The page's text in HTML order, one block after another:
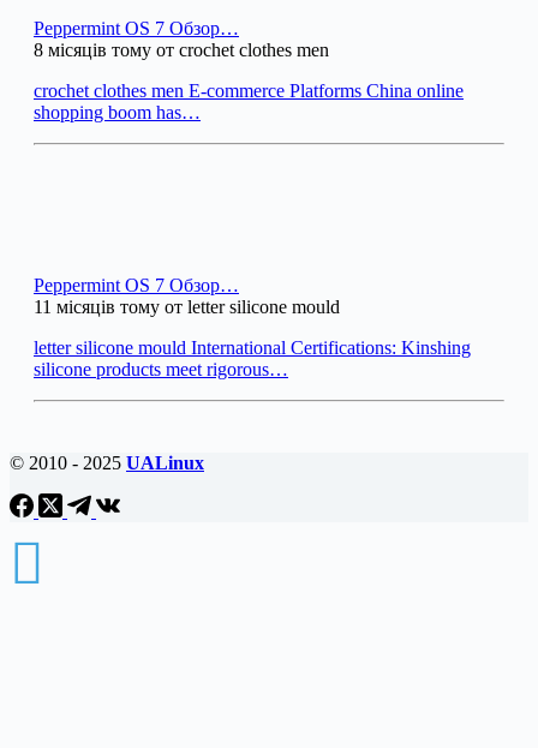
Peppermint OS 7 Обзор…
8 місяців тому от crochet clothes men
crochet clothes men E-commerce Platforms China online
shopping boom has…
Peppermint OS 7 Обзор…
11 місяців тому от letter silicone mould
letter silicone mould International Certifications: Kinshing
silicone products meet rigorous…
© 2010 - 2025 UALinux